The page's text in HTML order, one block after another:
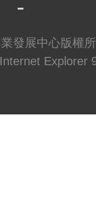
發展中心版權
Explorer